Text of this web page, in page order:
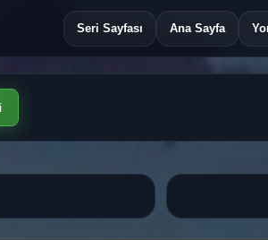
Seri Sayfası Ana Sayfa